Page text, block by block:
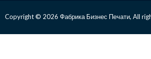
Copyright © 2026 Фабрика Бизнес Печати, All